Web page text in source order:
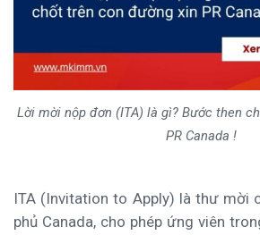
Lời mời nộp đơn (ITA) là gì? Bước then
PR Canada !
ITA (Invitation to Apply) là thư mời
phủ Canada, cho phép ứng viên